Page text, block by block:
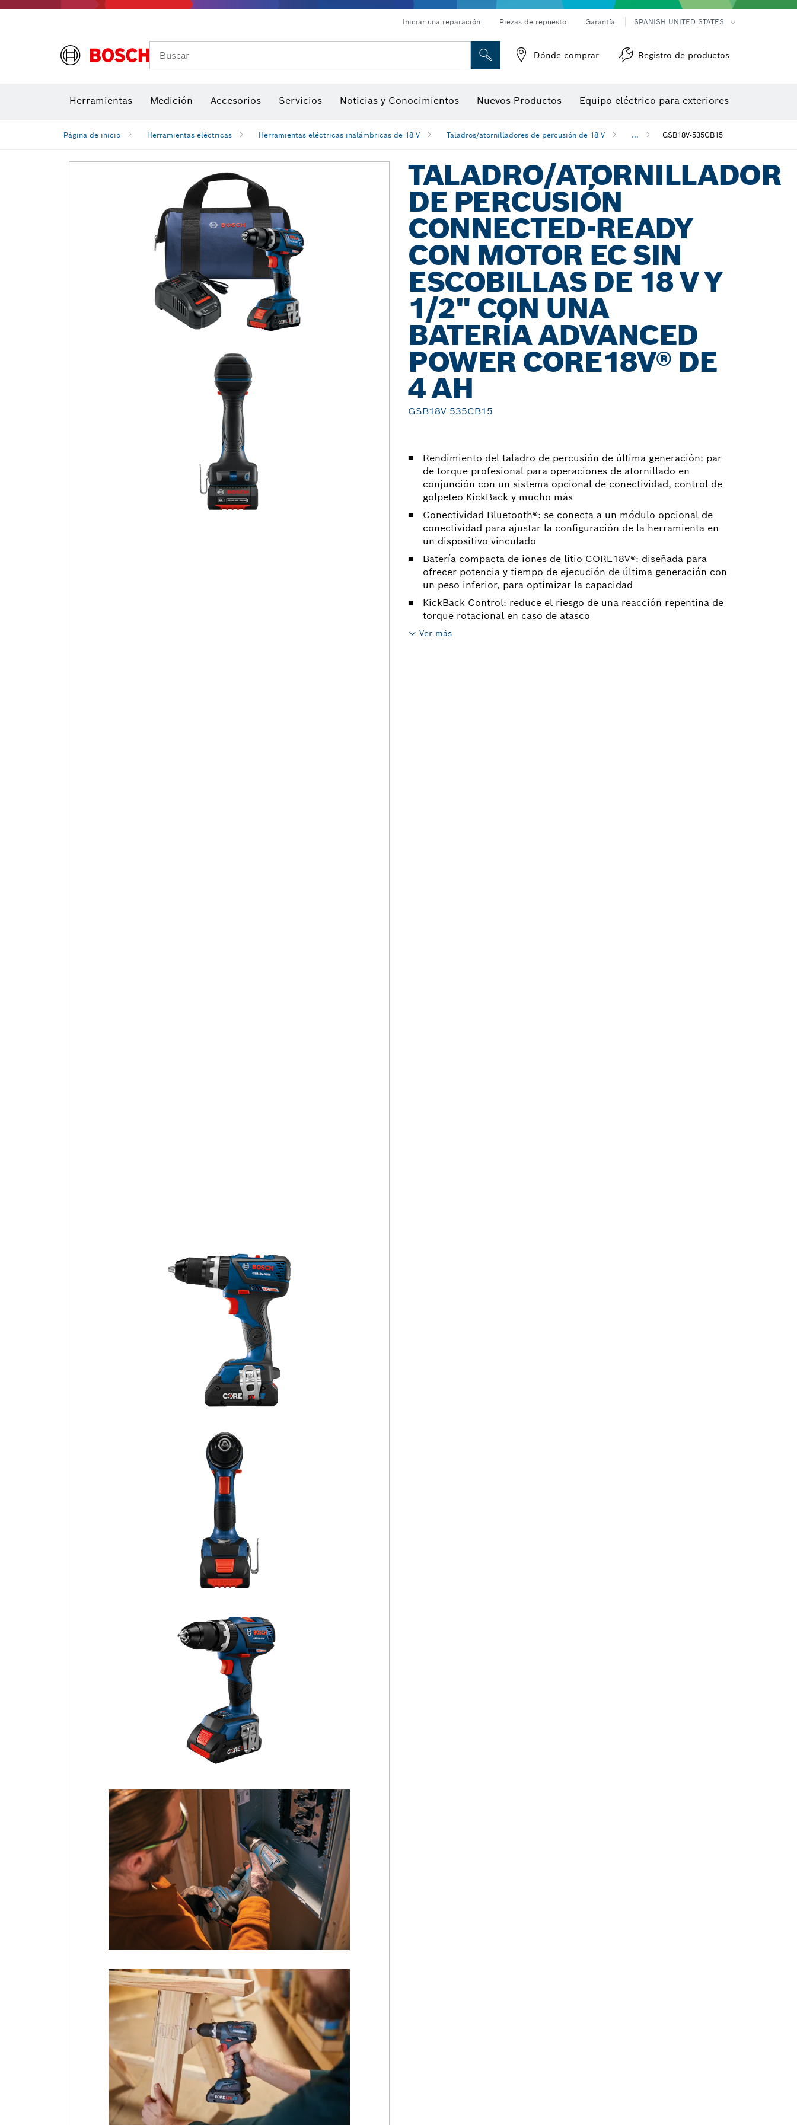
Iniciar una reparación Piezas de repuesto Garantía SPANISH UNITED STATES
Buscar Dónde comprar Registro de productos
Herramientas Medición Accesorios Servicios Noticias y Conocimientos Nuevos Productos Equipo eléctrico para exteriores
Página de inicio Herramientas eléctricas Herramientas eléctricas inalámbricas de 18 V Taladros/atornilladores de percusión de 18 V ... GSB18V-535CB15
TALADRO/ATORNILLADOR
DE PERCUSIÓN
CONNECTED-READY
CON MOTOR EC SIN
ESCOBILLAS DE 18 V Y
1/2" CON UNA
BATERÍA ADVANCED
POWER CORE18V® DE
4 AH
GSB18V-535CB15
Rendimiento del taladro de percusión de última generación: par
de torque profesional para operaciones de atornillado en
conjunción con un sistema opcional de conectividad, control de
golpeteo KickBack y mucho más
Conectividad Bluetooth®: se conecta a un módulo opcional de
conectividad para ajustar la configuración de la herramienta en
un dispositivo vinculado
Batería compacta de iones de litio CORE18V®: diseñada para
ofrecer potencia y tiempo de ejecución de última generación con
un peso inferior, para optimizar la capacidad
KickBack Control: reduce el riesgo de una reacción repentina de
torque rotacional en caso de atasco
Ver más